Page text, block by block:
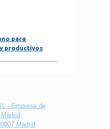
para
productivos
- Empresa de
Madrid,